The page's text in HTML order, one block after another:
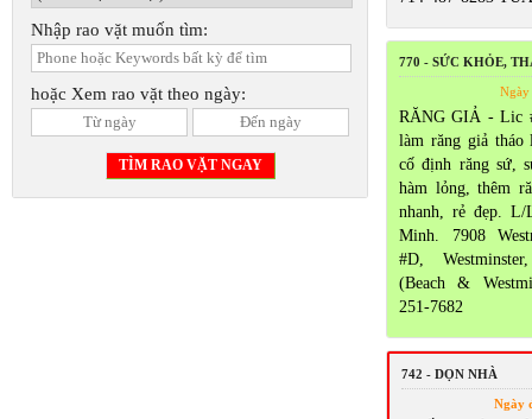
Nhập rao vặt muốn tìm:
hoặc Xem rao vặt theo ngày:
770 - SỨC KHỎE,
Ngày
RĂNG GIẢ - Lic
làm răng giả tháo
cố định răng sứ,
hàm lỏng, thêm
nhanh, rẻ đẹp.
Minh. 7908
#D,
(Beach &
251-7682
742 - DỌN NHÀ
Ngày